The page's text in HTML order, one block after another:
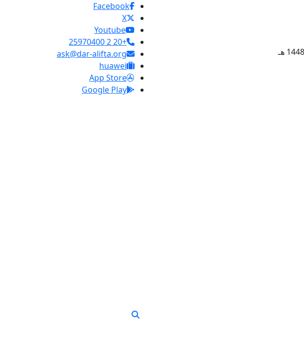
Facebook
X
Youtube
+20 2 25970400
ask@dar-alifta.org
huawei
App Store
Google Play